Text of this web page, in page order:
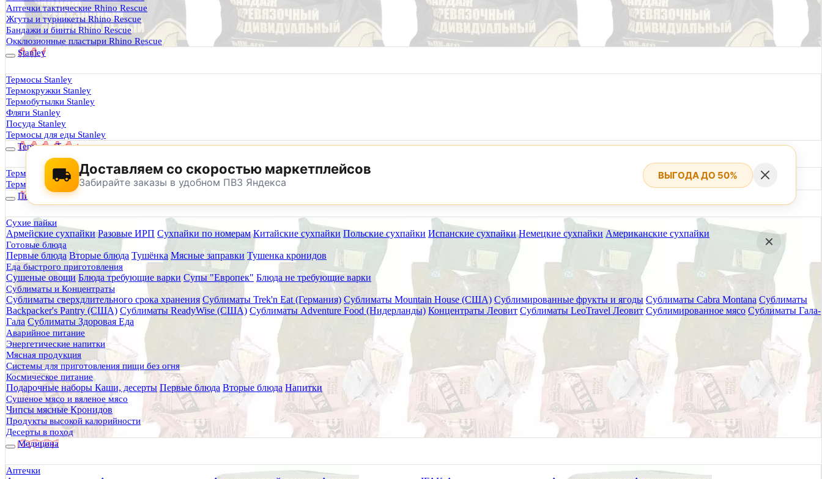
Аптечки тактические Rhino Rescue
Жгуты и турникеты Rhino Rescue
Бандажи и бинты Rhino Rescue
Окклюзионные пластыри Rhino Rescue
Stanley
Термосы Stanley
Термокружки Stanley
Термобутылки Stanley
Фляги Stanley
Посуда Stanley
Термосы для еды Stanley
Термосы Tyeso
Термокружки Tyeso
Термобутылки Tyeso
Питание
Сухие пайки
Армейские сухпайки Разовые ИРП Сухпайки по номерам Китайские сухпайки Польские сухпайки Испанские сухпайки Немецкие сухпайки Американские сухпайки
Готовые блюда
Первые блюда Вторые блюда Тушёнка Мясные заправки Тушенка кронидов
Еда быстрого приготовления
Сушеные овощи Блюда требующие варки Супы "Европек" Блюда не требующие варки
Сублиматы и Концентраты
Сублиматы сверхдлительного срока хранения Сублиматы Trek'n Eat (Германия) Сублиматы Mountain House (США) Сублимированные фрукты и ягоды Сублиматы Cabra Montana Сублиматы
Backpacker's Pantry (США) Сублиматы ReadyWise (США) Сублиматы Adventure Food (Нидерланды) Концентраты Леовит Сублиматы LeoTravel Леовит Сублимированное мясо Сублиматы Гала-
Гала Сублиматы Здоровая Еда
Аварийное питание
Энергетические напитки
Мясная продукция
Системы для приготовления пищи без огня
Космическое питание
Подарочные наборы Каши, десерты Первые блюда Вторые блюда Напитки
Сушеное мясо и вяленое мясо
Чипсы мясные Кронидов
Продукты высокой калорийности
Десерты в поход
Медицина
Аптечки
Термосы Stanley
Фильтры для воды
Оплата и доставка
Гарантия и возврат
Оптовикам
Контакты
Будь Готов.
0
8 (495) 782-73-32
Доставляем со скоростью маркетплейсов
Забирайте заказы в удобном ПВЗ Яндекса
ВЫГОДА ДО 50%
По техническим причинам магазин не будет работать на самовывоз в субботу 8 и 15 августа.
Заранее корректируйте дату и время посещения магазина.
Главная
Каталог товаров
Питание
Сушеное мясо и вяленое мясо
Гусь сушеный Snacker 100 гр
Гусь сушеный Snacker 100 гр